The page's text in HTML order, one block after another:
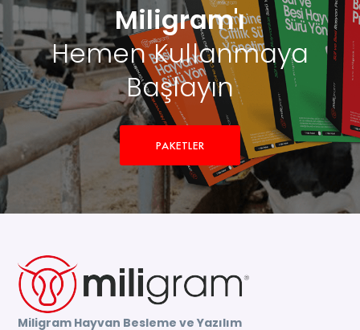
Miligram'ı
Hemen Kullanmaya
Başlayın
PAKETLER
Miligram Hayvan Besleme ve Yazılım